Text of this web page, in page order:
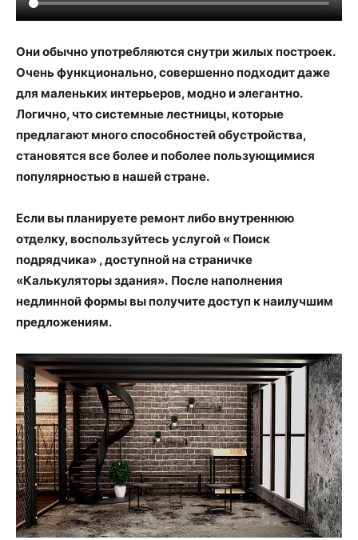
Они обычно употребляются снутри жилых построек.
Очень функционально, совершенно подходит даже
для маленьких интерьеров, модно и элегантно.
Логично, что системные лестницы, которые
предлагают много способностей обустройства,
становятся все более и поболее пользующимися
популярностью в нашей стране.
Если вы планируете ремонт либо внутреннюю
отделку, воспользуйтесь услугой « Поиск
подрядчика» , доступной на страничке
«Калькуляторы здания». После наполнения
недлинной формы вы получите доступ к наилучшим
предложениям.